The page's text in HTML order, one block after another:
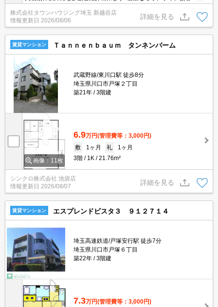
見可能です！メールでのお問い合わせの際は、電話番号も記載頂き
ますとスムーズに御対応できます♪
株式会社タウンハウジング埼玉 新越谷店
情報更新日 2026/08/06
詳細を見る
賃貸マンション Ｔａｎｎｅｎｂａｕｍ タンネンバーム
武蔵野線/東川口駅 徒歩8分
埼玉県川口市戸塚２丁目
築21年
3階建
画像：11枚
6.9万円(管理費等：3,000円)
敷
1ヶ月 礼
1ヶ月
3階
1K 21.76m²
シンクロ株式会社 池袋店
情報更新日 2026/08/07
詳細を見る
賃貸マンション エスプレンドビスタ３ ９１２７１４
埼玉高速鉄道/戸塚安行駅 徒歩7分
埼玉県川口市戸塚６丁目
築22年
3階建
7.3万円(管理費等：3,000円)